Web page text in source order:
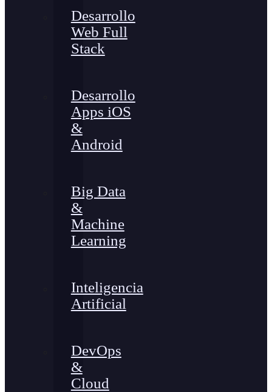
Desarrollo
Web Full
Stack
Desarrollo
Apps iOS
&
Android
Big Data
&
Machine
Learning
Inteligencia
Artificial
DevOps
&
Cloud